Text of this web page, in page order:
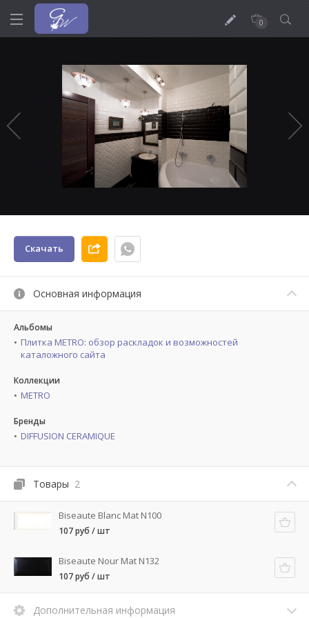
0
Скачать
Основная информация
Альбомы
Плитка METRO: обзор раскладок и возможностей
каталожного сайта
Коллекции
METRO
Бренды
DIFFUSION CERAMIQUE
Товары 2
Biseaute Blanc Mat N100
107 руб / шт
Biseaute Nour Mat N132
107 руб / шт
Дополнительная информация